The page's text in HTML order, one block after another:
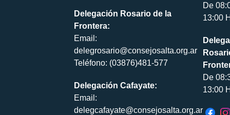
Delegación Rosario de la
Frontera:
Email:
delegrosario@consejosalta.org.ar
Teléfono: (03876)481-577
Delegación Cafayate:
Email:
delegcafayate@consejosalta.org.ar
De
13:00
De
13:00